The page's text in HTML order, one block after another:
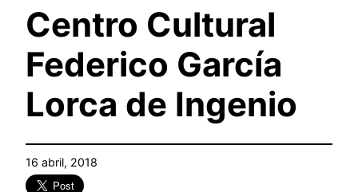
Centro Cultural
Federico García
Lorca de Ingenio
16 abril, 2018